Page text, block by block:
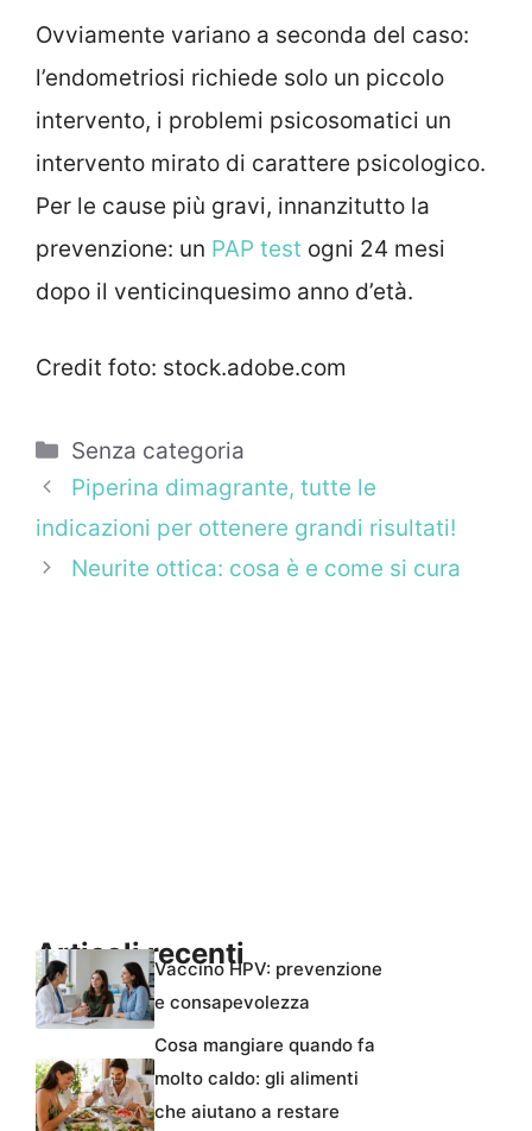
Ovviamente variano a seconda del caso:
l’endometriosi richiede solo un piccolo
intervento, i problemi psicosomatici un
intervento mirato di carattere psicologico.
Per le cause più gravi, innanzitutto la
prevenzione: un PAP test ogni 24 mesi
dopo il venticinquesimo anno d’età.
Credit foto: stock.adobe.com
Categorie
Senza categoria
Piperina dimagrante, tutte le
indicazioni per ottenere grandi risultati!
Neurite ottica: cosa è e come si cura
Articoli recentiVaccino HPV: prevenzione
e consapevolezza
Cosa mangiare quando fa
molto caldo: gli alimenti
che aiutano a restare